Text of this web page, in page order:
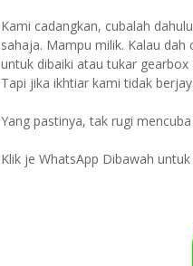
Kami cadangkan, cubalah
sahaja. Mampu milik. Kalau
untuk dibaiki atau tukar
Tapi jika ikhtiar kami tidak
Yang pastinya, tak rugi
Klik je WhatsApp Dibawah